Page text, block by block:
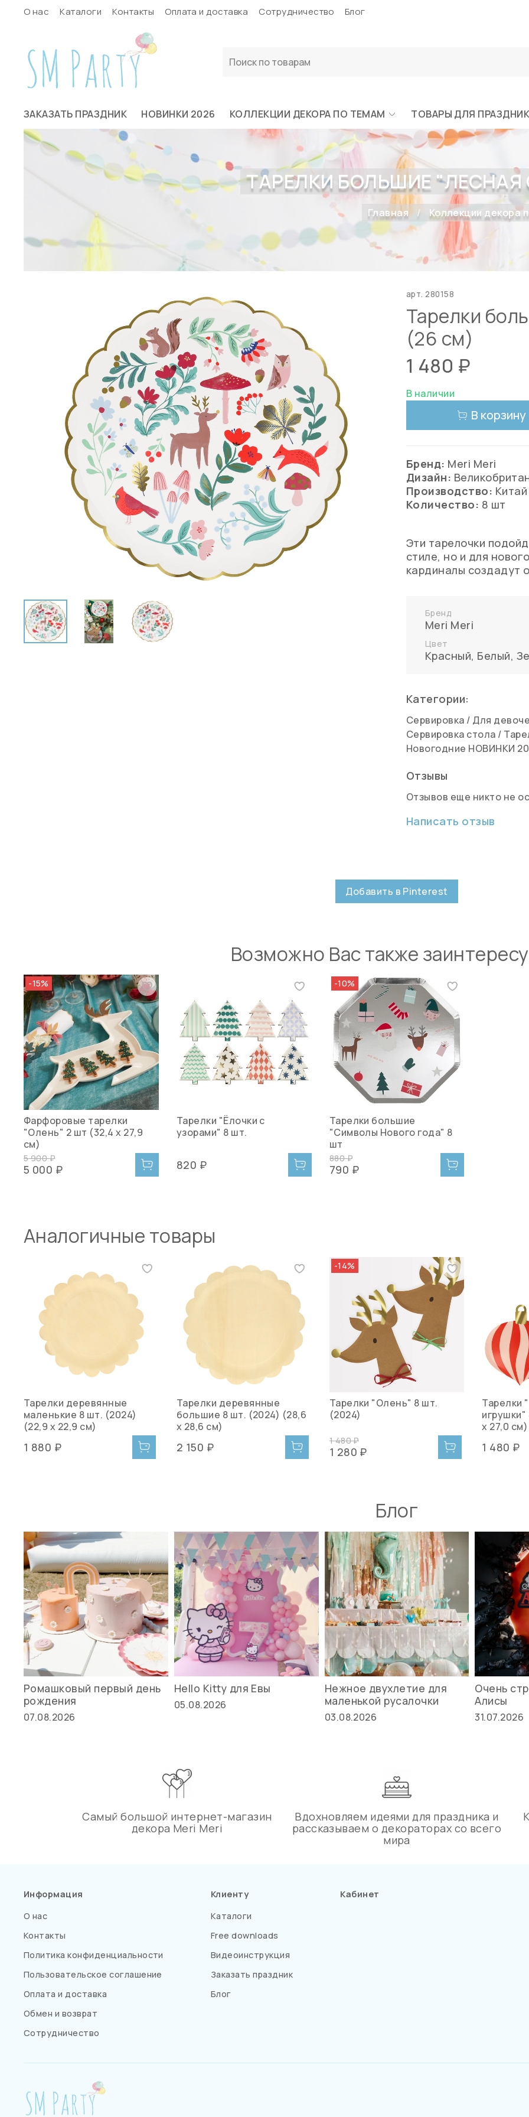
О нас Каталоги Контакты Оплата и доставка Сотрудничество Блог
ЗАКАЗАТЬ ПРАЗДНИК НОВИНКИ 2026 КОЛЛЕКЦИИ ДЕКОРА ПО ТЕМАМ ТОВАРЫ ДЛЯ
ТАРЕЛКИ БОЛЬШИЕ
Главная Коллекции декора
арт.280158
Тарелки
(26 см)
1 480 ₽
В наличии
В корзину
Бренд: Meri Meri
Дизайн:
Производство: Китай
Количество: 8 шт
Эти тарелочки
стиле, но и для
кардиналы создадут
Бренд
Meri Meri
Цвет
Красный, Белый,
Категории:
Сервировка / Для
Сервировка стола /
Новогодние НОВИНКИ
Отзывы
Отзывов еще никто не
Написать отзыв
Добавить в Pinterest
Возможно Вас также
-15%
Фарфоровые тарелки
"Олень" 2 шт (32,4 x 27,9
см)
5 900 ₽
5 000 ₽
Тарелки "Ёлочки с
узорами" 8 шт.
820 ₽
-10%
Тарелки большие
"Символы Нового года" 8
шт
880 ₽
790 ₽
Аналогичные товары
Тарелки деревянные
маленькие 8 шт. (2024)
(22,9 х 22,9 см)
1 880 ₽
Тарелки деревянные
большие 8 шт. (2024) (28,6
х 28,6 см)
2 150 ₽
-14%
Тарелки "Олень" 8 шт.
(2024)
1 480 ₽
1 280 ₽
Тарелки
игрушки"
x 27,0 см)
1 480 ₽
Блог
Ромашковый первый день
рождения
07.08.2026
Hello Kitty для Евы
05.08.2026
Нежное двухлетие для
маленькой русалочки
03.08.2026
Очень
Алисы
31.07.2026
Самый большой интернет-магазин
декора Meri Meri
Вдохновляем идеями для праздника и
рассказываем о декораторах со всего
мира
Информация
О нас
Контакты
Политика конфиденциальности
Пользовательское соглашение
Оплата и доставка
Обмен и возврат
Сотрудничество
Клиенту
Каталоги
Free downloads
Видеоинструкция
Заказать праздник
Блог
Кабинет